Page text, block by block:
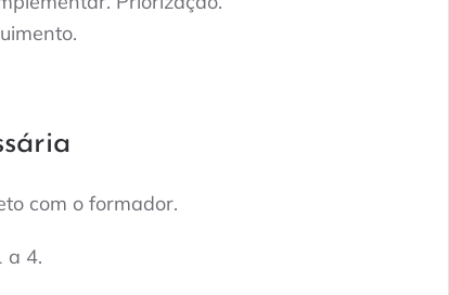
com o formador.
a 4.